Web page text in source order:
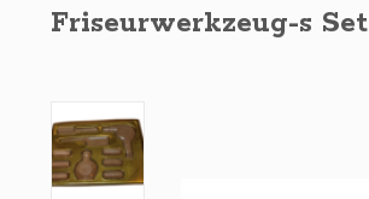
Friseurwerkzeug-s Set